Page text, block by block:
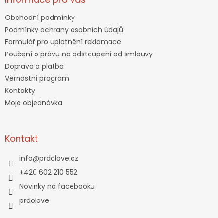
Obchodní podmínky
Podmínky ochrany osobních údajů
Formulář pro uplatnění reklamace
Poučení o právu na odstoupení od smlouvy
Doprava a platba
Věrnostní program
Kontakty
Moje objednávka
Kontakt
info@prdolove.cz
+420 602 210 552
Novinky na facebooku
prdolove